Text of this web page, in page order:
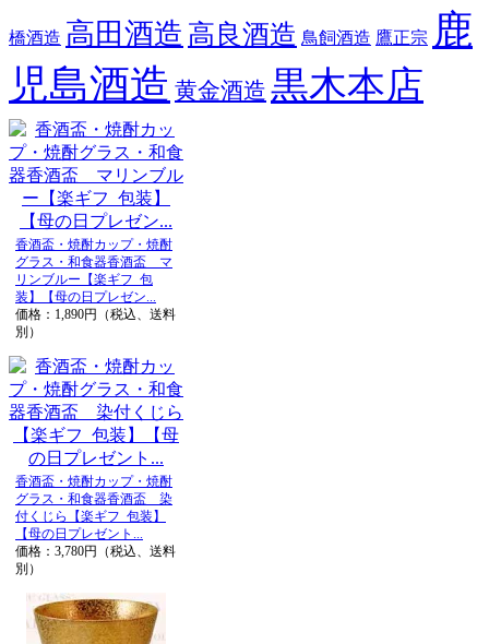
橋酒造 高田酒造 高良酒造 鳥飼酒造 鷹正宗 鹿
児島酒造 黄金酒造 黒木本店
香酒盃・焼酎カップ・焼酎
グラス・和食器香酒盃 マ
リンブルー【楽ギフ_包
装】【母の日プレゼン...
価格：1,890円（税込、送料
別）
香酒盃・焼酎カップ・焼酎
グラス・和食器香酒盃 染
付くじら【楽ギフ_包装】
【母の日プレゼント...
価格：3,780円（税込、送料
別）